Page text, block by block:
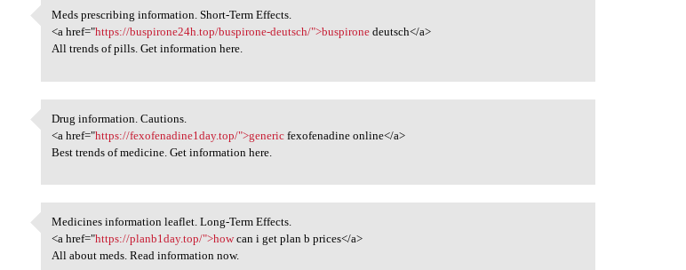
Meds prescribing information.
Meds prescribing information. Short-Term Effects.
<a href="https://buspirone24h.top/buspirone-deutsch/">buspirone deutsch</a>
All trends of pills. Get information here.
Drug information. Cautions.
Drug information. Cautions.
<a href="https://fexofenadine1day.top/">generic fexofenadine online</a>
Best trends of medicine. Get information here.
Medicines information leaflet
Medicines information leaflet. Long-Term Effects.
<a href="https://planb1day.top/">howcan i get plan b prices</a>
All about meds. Read information now.